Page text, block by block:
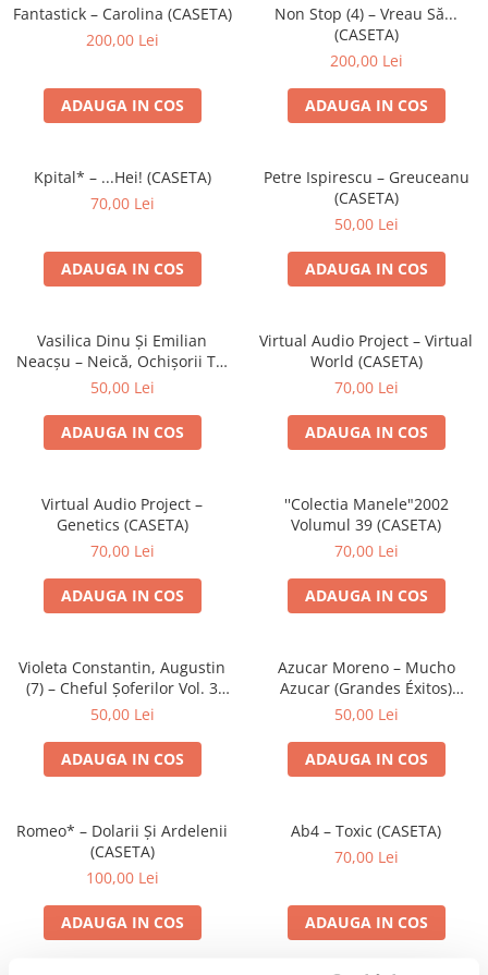
Viniluri Românești
Colecția Electrecord
Fantastick – Carolina (CASETA)
200,00 Lei
ADAUGA IN COS
Non Stop (4) – Vreau Să...
(CASETA)
200,00 Lei
ADAUGA IN COS
Kpital* – ...Hei! (CASETA)
70,00 Lei
ADAUGA IN COS
Petre Ispirescu – Greuceanu
(CASETA)
50,00 Lei
ADAUGA IN COS
Vasilica Dinu Și Emilian
Neacșu – Neică, Ochișorii Tăi
(CASETA)
50,00 Lei
ADAUGA IN COS
Virtual Audio Project – Virtual
World (CASETA)
70,00 Lei
ADAUGA IN COS
Virtual Audio Project –
Genetics (CASETA)
70,00 Lei
ADAUGA IN COS
''Colectia Manele"2002
Volumul 39 (CASETA)
70,00 Lei
ADAUGA IN COS
Violeta Constantin, Augustin
(7) – Cheful Șoferilor Vol. 3
(CASETA)
50,00 Lei
ADAUGA IN COS
Azucar Moreno – Mucho
Azucar (Grandes Éxitos)
(CASETA)
50,00 Lei
ADAUGA IN COS
Romeo* – Dolarii Și Ardelenii
(CASETA)
100,00 Lei
ADAUGA IN COS
Ab4 – Toxic (CASETA)
70,00 Lei
ADAUGA IN COS